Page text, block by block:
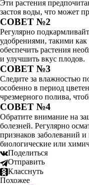
Эти растения
застоя воды, что может
СОВЕТ №2
Регулярно
удобрениями, такими
обеспечить растения
и улучшить вкус плодов.
СОВЕТ №3
Следите за влажностью
особенно в период
чрезмерного полива,
СОВЕТ №4
Обратите внимание на
болезней. Регулярно
признаков заболеваний
биологические или
Поделиться
Отправить
Класснуть
Похожее